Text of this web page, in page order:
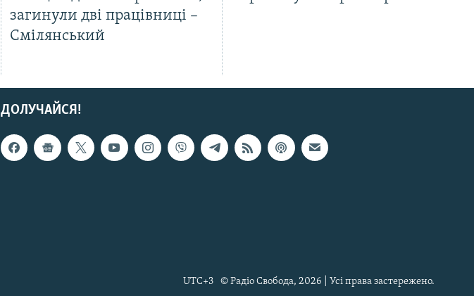
загинули дві працівниці –
Смілянський
ДОЛУЧАЙСЯ!
© Радіо Свобода, 2026 | Усі права застережено.
UTC+3